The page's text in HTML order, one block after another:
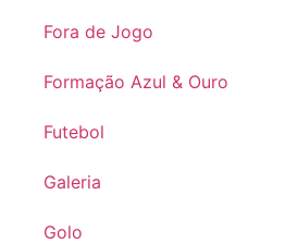
Fora de Jogo
Formação Azul & Ouro
Futebol
Galeria
Golo